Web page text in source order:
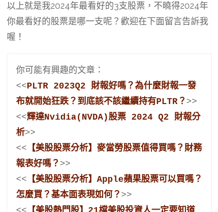
以上就是我2024年最看好的3支股票，不曉得2024年
你最看好的股票是哪一支呢？歡迎在下面留言告訴我
喔！
你可能有興趣的文章：
<<PLTR 2023Q2 財報好嗎？為什麼財報一發
布就開始狂跌？到底該不該繼續持有PLTR？ >>
<<輝達Nvidia(NVDA)股票 2024 Q2 財報分
析>>
<< 【美股股票分析】麥當勞股票值得買嗎？財務
報表好嗎？ >>
<< 【美股股票分析】Apple蘋果股票可以買嗎？
怎麼買？基本面表現如何？ >>